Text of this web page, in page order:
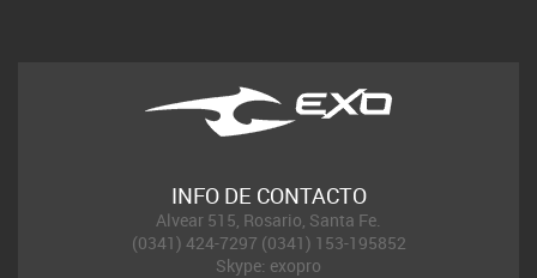
INFO DE CONTACTO
Alvear 515, Rosario, Santa Fe.
(0341) 424-7297 (0341) 153-195852
Skype: exopro